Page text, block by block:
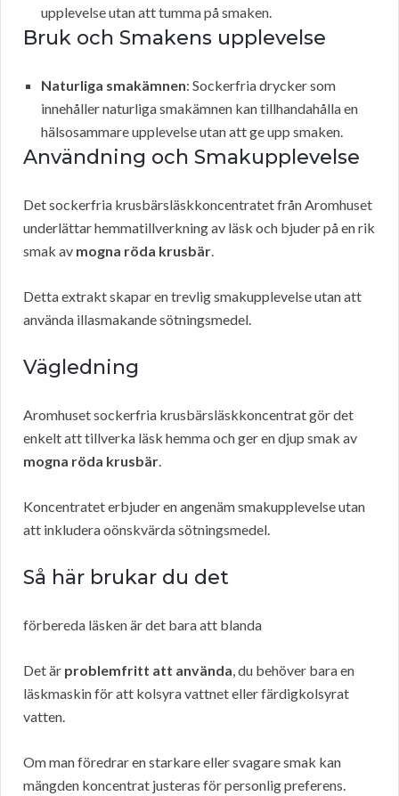
upplevelse utan att tumma på smaken.
Bruk och Smakens upplevelse
Naturliga smakämnen: Sockerfria drycker som
innehåller naturliga smakämnen kan tillhandahålla en
hälsosammare upplevelse utan att ge upp smaken.
Användning och Smakupplevelse
Det sockerfria krusbärsläskkoncentratet från Aromhuset
underlättar hemmatillverkning av läsk och bjuder på en rik
smak av mogna röda krusbär.
Detta extrakt skapar en trevlig smakupplevelse utan att
använda illasmakande sötningsmedel.
Vägledning
Aromhuset sockerfria krusbärsläskkoncentrat gör det
enkelt att tillverka läsk hemma och ger en djup smak av
mogna röda krusbär.
Koncentratet erbjuder en angenäm smakupplevelse utan
att inkludera oönskvärda sötningsmedel.
Så här brukar du det
förbereda läsken är det bara att blanda
Det är problemfritt att använda, du behöver bara en
läskmaskin för att kolsyra vattnet eller färdigkolsyrat
vatten.
Om man föredrar en starkare eller svagare smak kan
mängden koncentrat justeras för personlig preferens.